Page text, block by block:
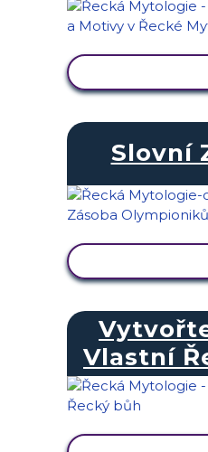
Slovní
Vlastní